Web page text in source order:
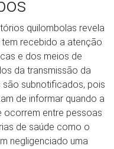
quilombolas revela
recebido a atenção
e dos meios de
da transmissão da
subnotificados, pois
de informar quando a
ocorrem entre pessoas
de saúde como o
negligenciado uma